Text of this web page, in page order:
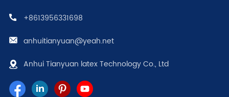
+8613956331698
anhuitianyuan@yeah.net
Anhui Tianyuan latex Technology Co., Ltd